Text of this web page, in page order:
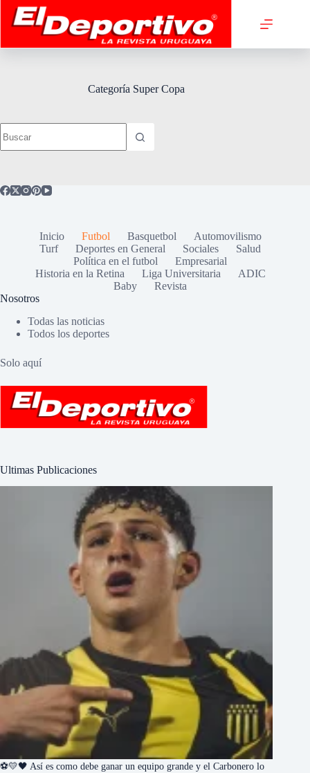
Saltar
contenido
Categoría Super Copa
resultados
Inicio Futbol Basquetbol
Automovilismo
Turf
Deportes en General Sociales
Salud
Política en el futbol
Empresarial
Historia en la Retina
Liga Universitaria
ADIC
Baby
Revista
Nosotros
Todas las noticias
Todos los deportes
Solo aquí
Ultimas Publicaciones
⚽💛🖤 Así es como debe ganar un equipo grande y el Carbonero lo